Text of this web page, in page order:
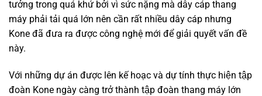
tưởng trong quá khứ bởi vì sức nặng mà dây cáp thang
máy phải tải quá lớn nên cần rất nhiều dây cáp nhưng
Kone đã đưa ra được công nghệ mới để giải quyết vấn đề
này.
Với những dự án được lên kế hoạc và dự tính thực hiện tập
đoàn Kone ngày càng trở thành tập đoàn thang máy lớn